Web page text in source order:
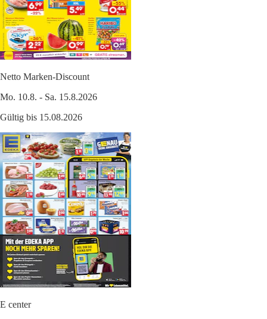
Netto Marken-Discount
Mo. 10.8. - Sa. 15.8.2026
Gültig bis 15.08.2026
E center